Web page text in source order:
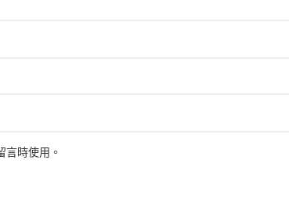
時使用。